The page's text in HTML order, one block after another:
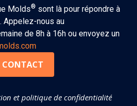
Molds® sont là pour répondre à
Appelez-nous au
de 8h à 16h ou envoyez un
CONTACT
et politique de confidentialité